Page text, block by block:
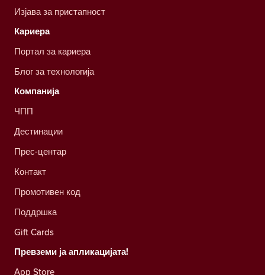
Изјава за пристапност
Кариера
Портал за кариера
Блог за технологија
Компанија
ЧПП
Дестинации
Прес-центар
Контакт
Промотивен код
Поддршка
Gift Cards
Превземи ја апликацијата!
App Store